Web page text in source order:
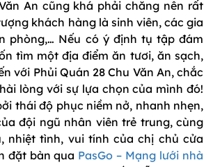
An cũng khá phải chăng nên rất
khách hàng là sinh viên, các gia
phòng,… Nếu có ý định tụ tập đám
tìm một địa điểm ăn tươi, ăn sạch,
với Phủi Quán 28 Chu Văn An, chắc
lòng với sự lựa chọn của mình đó!
thái độ phục niềm nở, nhanh nhẹn,
đội ngũ nhân viên trẻ trung, cùng
nhiệt tình, vui tính của chị chủ cửa
đặt bàn qua PasGo – Mạng lưới nhà